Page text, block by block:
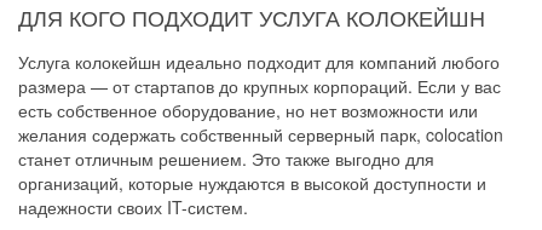
ДЛЯ КОГО ПОДХОДИТ УСЛУГА КОЛОКЕЙШН
Услуга колокейшн идеально подходит для компаний любого
размера — от стартапов до крупных корпораций. Если у вас
есть собственное оборудование, но нет возможности или
желания содержать собственный серверный парк, colocation
станет отличным решением. Это также выгодно для
организаций, которые нуждаются в высокой доступности и
надежности своих IT-систем.